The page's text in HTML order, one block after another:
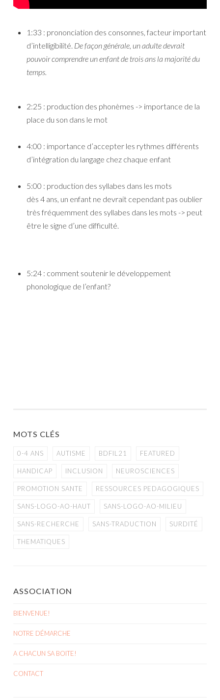
1:33 : prononciation des consonnes, facteur important
d’intelligibilité. De façon générale, un adulte devrait
pouvoir comprendre un enfant de trois ans la majorité du
temps.
2:25 : production des phonèmes -> importance de la
place du son dans le mot
4:00 : importance d’accepter les rythmes différents
d’intégration du langage chez chaque enfant
5:00 : production des syllabes dans les mots
dès 4 ans, un enfant ne devrait cependant pas oublier
très fréquemment des syllabes dans les mots -> peut
être le signe d’une difficulté.
5:24 : comment soutenir le développement
phonologique de l’enfant?
MOTS CLÉS
0-4 ANS AUTISME BDFIL21 FEATURED
HANDICAP INCLUSION NEUROSCIENCES
PROMOTION SANTE RESSOURCES PEDAGOGIQUES
SANS-LOGO-AO-HAUT SANS-LOGO-AO-MILIEU
SANS-RECHERCHE SANS-TRADUCTION SURDITÉ
THEMATIQUES
ASSOCIATION
BIENVENUE!
NOTRE DÉMARCHE
A CHACUN SA BOITE!
CONTACT